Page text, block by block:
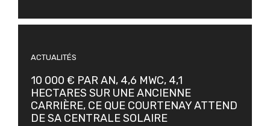
ACTUALITÉS
10 000 € PAR AN, 4,6 MWC, 4,1
HECTARES SUR UNE ANCIENNE
CARRIÈRE, CE QUE COURTENAY ATTEND
DE SA CENTRALE SOLAIRE